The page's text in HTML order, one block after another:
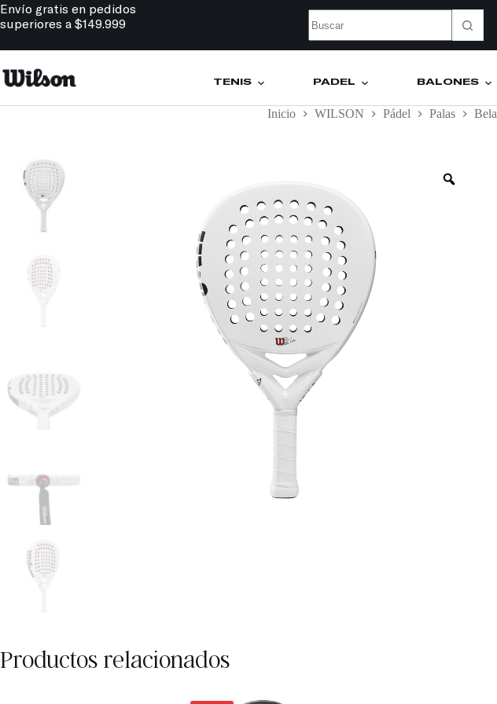
Envío gratis en pedidos
superiores a $149.999
TENIS PÁDEL BALONES
Inicio WILSON Pádel Palas Bela
Productos relacionados